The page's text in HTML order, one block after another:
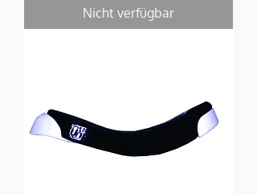
Nicht verfügbar